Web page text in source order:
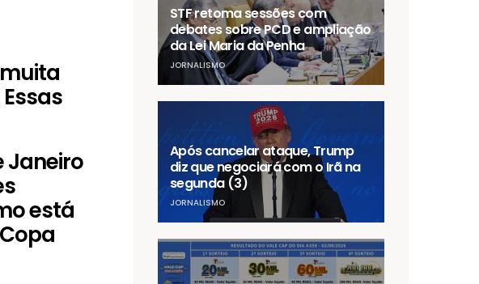
Janeiro
está
STF retoma sessões com
debates sobre PCD e ampliação
da Lei Maria da Penha
JORNALISMO
Após cancelar ataque, Trump
diz que negociará com o Irã na
segunda (3)
JORNALISMO